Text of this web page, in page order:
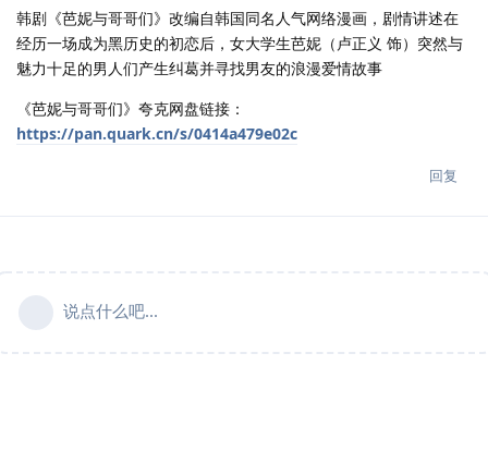
韩剧《芭妮与哥哥们》改编自韩国同名人气网络漫画，剧情讲述在
经历一场成为黑历史的初恋后，女大学生芭妮（卢正义 饰）突然与
魅力十足的男人们产生纠葛并寻找男友的浪漫爱情故事
《芭妮与哥哥们》夸克网盘链接：
https://pan.quark.cn/s/0414a479e02c
回复
说点什么吧...